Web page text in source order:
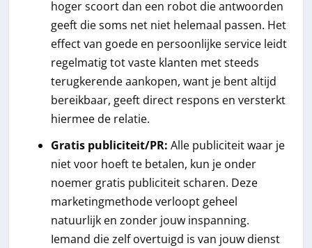
hoger scoort dan een robot die antwoorden
geeft die soms net niet helemaal passen. Het
effect van goede en persoonlijke service leidt
regelmatig tot vaste klanten met steeds
terugkerende aankopen, want je bent altijd
bereikbaar, geeft direct respons en versterkt
hiermee de relatie.
Gratis publiciteit/PR: Alle publiciteit waar je
niet voor hoeft te betalen, kun je onder
noemer gratis publiciteit scharen. Deze
marketingmethode verloopt geheel
natuurlijk en zonder jouw inspanning.
Iemand die zelf overtuigd is van jouw dienst